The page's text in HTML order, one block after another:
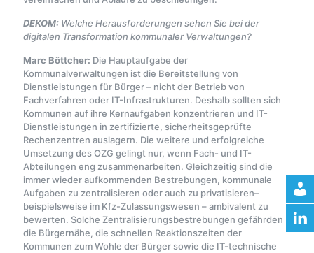
DEKOM: Welche Herausforderungen sehen Sie bei der
digitalen Transformation kommunaler Verwaltungen?
Marc Böttcher: Die Hauptaufgabe der
Kommunalverwaltungen ist die Bereitstellung von
Dienstleistungen für Bürger – nicht der Betrieb von
Fachverfahren oder IT-Infrastrukturen. Deshalb sollten sich
Kommunen auf ihre Kernaufgaben konzentrieren und IT-
Dienstleistungen in zertifizierte, sicherheitsgeprüfte
Rechenzentren auslagern. Die weitere und erfolgreiche
Umsetzung des OZG gelingt nur, wenn Fach- und IT-
Abteilungen eng zusammenarbeiten. Gleichzeitig sind die
immer wieder aufkommenden Bestrebungen, kommunale
Aufgaben zu zentralisieren oder auch zu privatisieren–
beispielsweise im Kfz-Zulassungswesen – ambivalent zu
bewerten. Solche Zentralisierungsbestrebungen gefährden
die Bürgernähe, die schnellen Reaktionszeiten der
Kommunen zum Wohle der Bürger sowie die IT-technische